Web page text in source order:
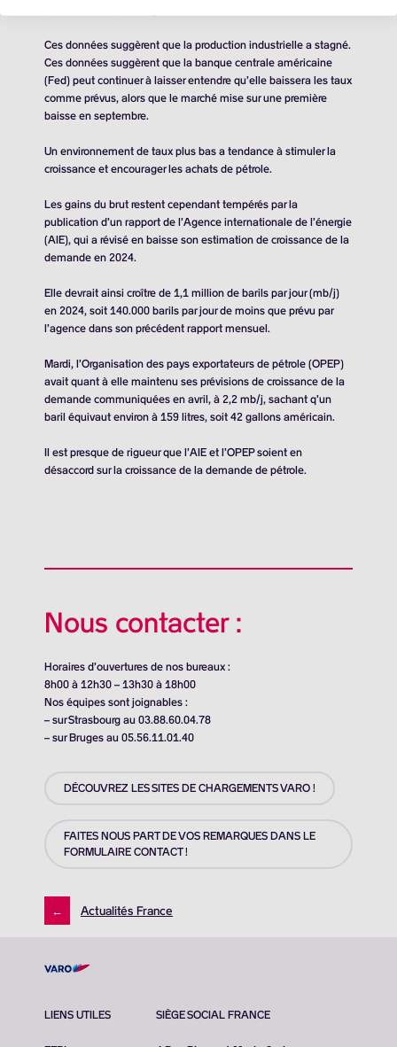
Ces données suggèrent que la production industrielle a stagné.
Ces données suggèrent que la banque centrale américaine
(Fed) peut continuer à laisser entendre qu’elle baissera les taux
comme prévus, alors que le marché mise sur une première
baisse en septembre.
Un environnement de taux plus bas a tendance à stimuler la
croissance et encourager les achats de pétrole.
Les gains du brut restent cependant tempérés par la
publication d’un rapport de l’Agence internationale de l’énergie
(AIE), qui a révisé en baisse son estimation de croissance de la
demande en 2024.
Elle devrait ainsi croître de 1,1 million de barils par jour (mb/j)
en 2024, soit 140.000 barils par jour de moins que prévu par
l’agence dans son précédent rapport mensuel.
Mardi, l’Organisation des pays exportateurs de pétrole (OPEP)
avait quant à elle maintenu ses prévisions de croissance de la
demande communiquées en avril, à 2,2 mb/j, sachant q’un
baril équivaut environ à 159 litres, soit 42 gallons américain.
Il est presque de rigueur que l’AIE et l’OPEP soient en
désaccord sur la croissance de la demande de pétrole.
Nous contacter :
Horaires d’ouvertures de nos bureaux :
8h00 à 12h30 – 13h30 à 18h00
Nos équipes sont joignables :
– sur Strasbourg au 03.88.60.04.78
– sur Bruges au 05.56.11.01.40
DÉCOUVREZ LES SITES DE CHARGEMENTS VARO !
FAITES NOUS PART DE VOS REMARQUES DANS LE
FORMULAIRE CONTACT !
← Actualités France
LIENS UTILES SIÈGE SOCIAL FRANCE